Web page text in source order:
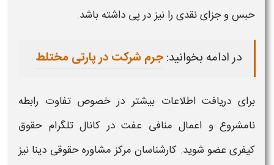
حبس و جزای نقدی را نیز در پی داشته باشد.
در ادامه بخوانید:جرم شرکت در پارتی مختلط
برای دریافت اطلاعات بیشتر در خصوصتفاوت رابطه
نامشروع و اعمال منافی عفت در کانال تلگرام حقوق
کیفری عضو شوید. کارشناسان مرکز مشاوره حقوقی دینا نیز